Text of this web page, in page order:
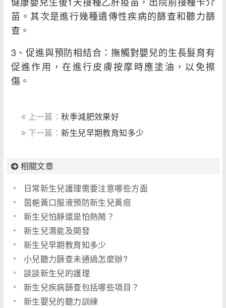
苗。其次是進行幾種遺傳性疾病的篩查和聽力篩
查。
3、促進與預防相結合：撫觸對嬰兒的生長髮育有
促進作用，在進行皮膚按摩時應塗油，以免擦
傷。
上一篇：秋季減肥效果好
下一篇：新生兒早期教育知多少
相關文章
日常新生兒護理需要注意哪些方面
茵梔黃口服液預防新生兒黃疸
新生兒怕靜還是怕熱鬧？
新生兒潛能及開發
新生兒早期教育知多少
小兒聽力篩查未通過怎麼辦?
談談新生兒的護理
新生兒疾病篩查包括哪些項目？
新生嬰兒的聽力訓練